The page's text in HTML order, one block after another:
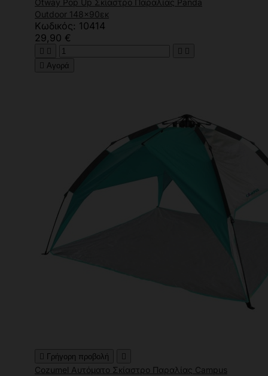
Otway Pop Up Σκίαστρο Παραλίας Panda
Outdoor 148x90εκ
Κωδικός: 10414
29,90 €
   
 Αγορά
 Γρήγορη προβολή 
Cozumel Αυτόματο Σκίαστρο Παραλίας Campus